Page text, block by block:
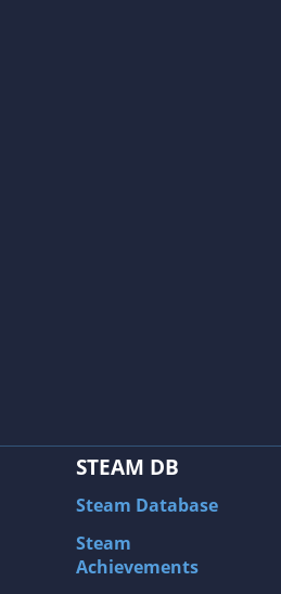
STEAM DB
Steam Database
Steam
Achievements